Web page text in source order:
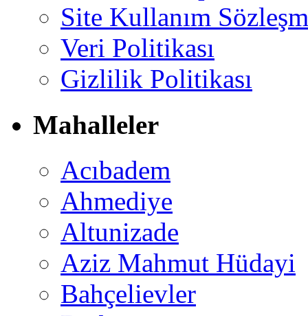
Site Kullanım
Veri Politikası
Gizlilik Politikası
Mahalleler
Acıbadem
Ahmediye
Altunizade
Aziz Mahmut Hüdayi
Bahçelievler